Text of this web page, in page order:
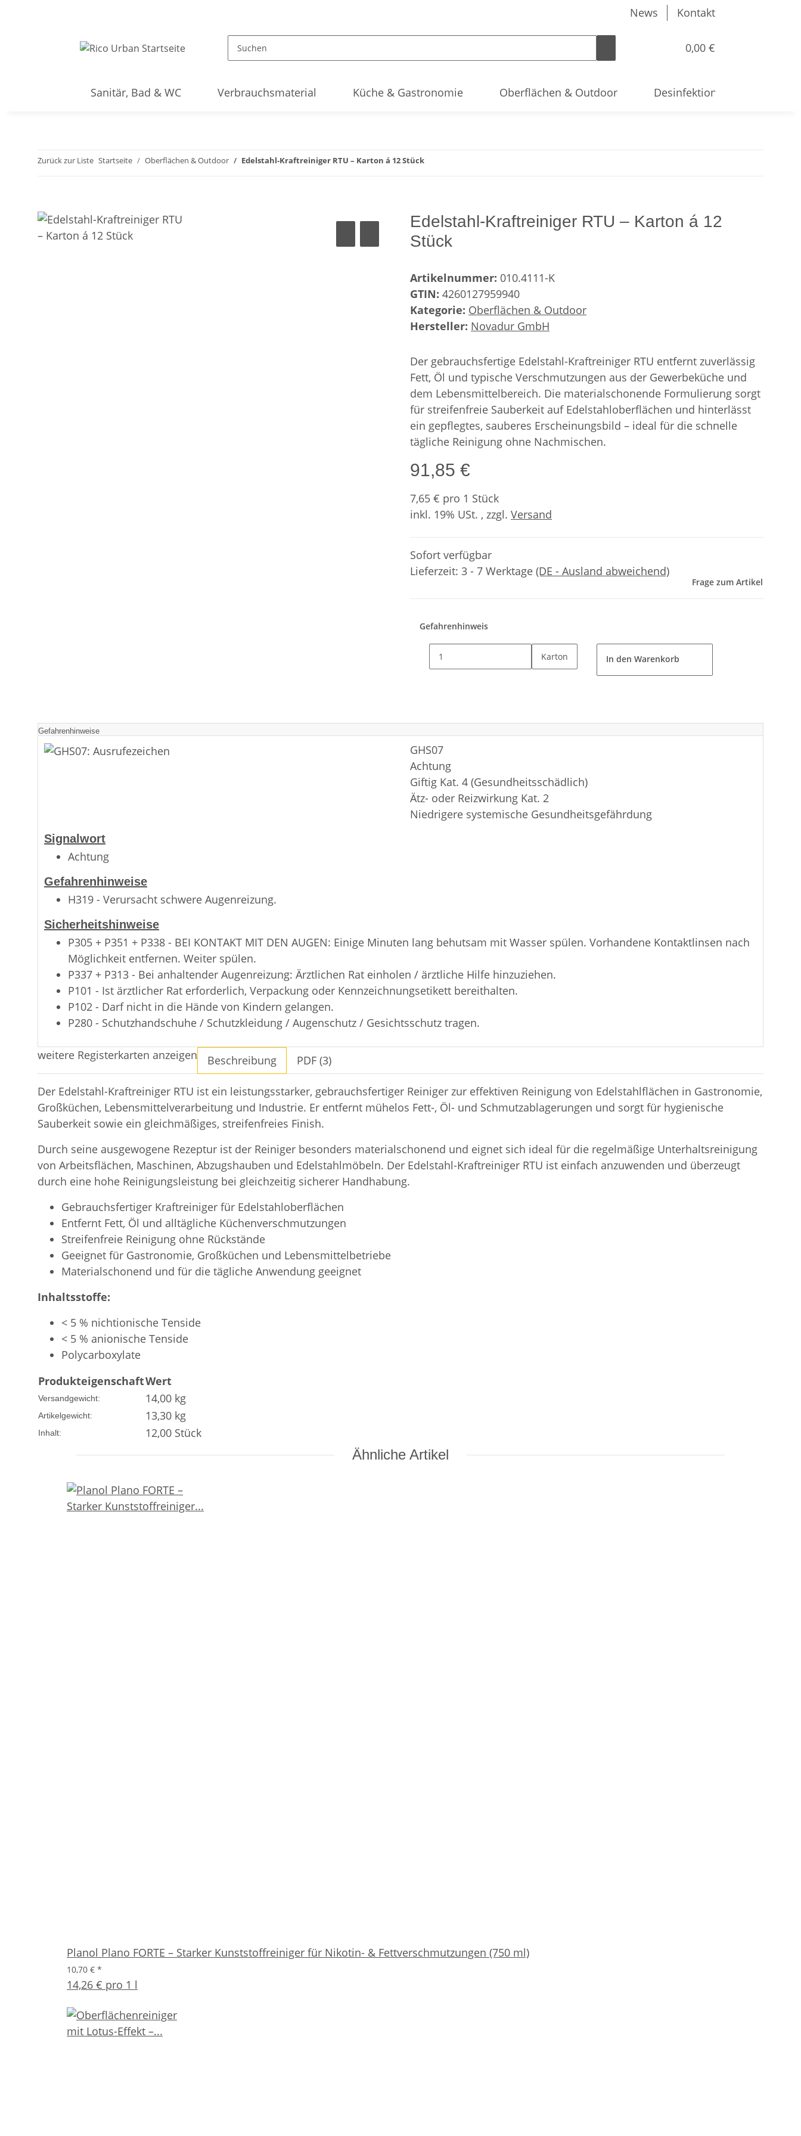
News Kontakt
0,00 €
Sanitär, Bad & WC Verbrauchsmaterial Küche & Gastronomie Oberflächen & Outdoor Desinfektion & Hygiene
Zurück zur Liste Startseite Oberflächen & Outdoor Edelstahl-Kraftreiniger RTU – Karton á 12 Stück
Edelstahl-Kraftreiniger RTU – Karton á 12
Stück
Artikelnummer: 010.4111-K
GTIN: 4260127959940
Kategorie: Oberflächen & Outdoor
Hersteller: Novadur GmbH
Der gebrauchsfertige Edelstahl-Kraftreiniger RTU entfernt zuverlässig
Fett, Öl und typische Verschmutzungen aus der Gewerbeküche und
dem Lebensmittelbereich. Die materialschonende Formulierung sorgt
für streifenfreie Sauberkeit auf Edelstahloberflächen und hinterlässt
ein gepflegtes, sauberes Erscheinungsbild – ideal für die schnelle
tägliche Reinigung ohne Nachmischen.
91,85 €
7,65 € pro 1 Stück
inkl. 19% USt. , zzgl. Versand
Sofort verfügbar
Lieferzeit: 3 - 7 Werktage (DE - Ausland abweichend)
Frage zum Artikel
Gefahrenhinweis
Karton In den Warenkorb
Gefahrenhinweise
GHS07
Achtung
Giftig Kat. 4 (Gesundheitsschädlich)
Ätz- oder Reizwirkung Kat. 2
Niedrigere systemische Gesundheitsgefährdung
Signalwort
Achtung
Gefahrenhinweise
H319 - Verursacht schwere Augenreizung.
Sicherheitshinweise
P305 + P351 + P338 - BEI KONTAKT MIT DEN AUGEN: Einige Minuten lang behutsam mit Wasser spülen. Vorhandene Kontaktlinsen nach
Möglichkeit entfernen. Weiter spülen.
P337 + P313 - Bei anhaltender Augenreizung: Ärztlichen Rat einholen / ärztliche Hilfe hinzuziehen.
P101 - Ist ärztlicher Rat erforderlich, Verpackung oder Kennzeichnungsetikett bereithalten.
P102 - Darf nicht in die Hände von Kindern gelangen.
P280 - Schutzhandschuhe / Schutzkleidung / Augenschutz / Gesichtsschutz tragen.
weitere Registerkarten anzeigen Beschreibung PDF (3)
Der Edelstahl-Kraftreiniger RTU ist ein leistungsstarker, gebrauchsfertiger Reiniger zur effektiven Reinigung von Edelstahlflächen in Gastronomie,
Großküchen, Lebensmittelverarbeitung und Industrie. Er entfernt mühelos Fett-, Öl- und Schmutzablagerungen und sorgt für hygienische
Sauberkeit sowie ein gleichmäßiges, streifenfreies Finish.
Durch seine ausgewogene Rezeptur ist der Reiniger besonders materialschonend und eignet sich ideal für die regelmäßige Unterhaltsreinigung
von Arbeitsflächen, Maschinen, Abzugshauben und Edelstahlmöbeln. Der Edelstahl-Kraftreiniger RTU ist einfach anzuwenden und überzeugt
durch eine hohe Reinigungsleistung bei gleichzeitig sicherer Handhabung.
Gebrauchsfertiger Kraftreiniger für Edelstahloberflächen
Entfernt Fett, Öl und alltägliche Küchenverschmutzungen
Streifenfreie Reinigung ohne Rückstände
Geeignet für Gastronomie, Großküchen und Lebensmittelbetriebe
Materialschonend und für die tägliche Anwendung geeignet
Inhaltsstoffe:
< 5 % nichtionische Tenside
< 5 % anionische Tenside
Polycarboxylate
ProdukteigenschaftWert
Versandgewicht: 14,00 kg
Artikelgewicht: 13,30 kg
Inhalt: 12,00 Stück
Ähnliche Artikel
Planol Plano FORTE – Starker Kunststoffreiniger für Nikotin- & Fettverschmutzungen (750 ml)
10,70 € *
14,26 € pro 1 l